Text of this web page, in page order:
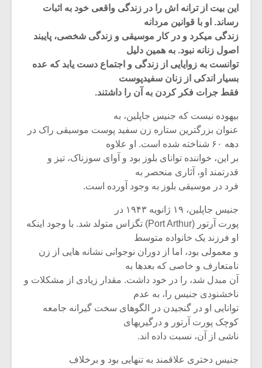
این بیت از ترانه اش را در زندگی واقعی خود به اثبات
رساند. او با قوانین مردانه
زندگی میکرد و در کار موسیقی و زندگی شخصی، پایبند
اصول زنانه نبود. به همین دلیل
توانست به زوایایی از زندگی و اجتماع دست یابد که عده
بسیار اندکی از زنان سفیدپوست
فقط جرات فکر کردن به آن را داشتند.
بیهوده نیست که جنیس جاپلین، به
عنوان بزرگترین ستاره زن سفید پوست موسیقی راک در
دهه ۶۰ شناخته شده است. او علاوه
بر این، خواننده توانای بلوز بود و آوای سوزناک، تیز و
قدرتمند او، آثاری منحصر به
فرد در موسیقی بلوز به وجود آورده است.
جنیس جاپلین، ۱۹ ژانویه ۱۹۴۳ در
پورت آرتور (Port Arthur) تگزاس متولد شد. با وجود اینکه
او فرزند یک خانواده متوسط
و معمولی بود، اما از دوران نوجوانی نشانه هایی از زن
نامتعارف و خاصی که بعدها به
آن مبدل شد، را در خود داشت. مقدار زیادی از مشکلات و
ناخشنودی جنیس را، به عدم
توانایی او در گنجیدن در الگوهای سخت گیرانه جامعه
کوچک پورت آرتور و درگیریهای
ناشی از آن، نسبت داده اند.
جنیس دختری علاقمند به تنهایی بود و برخلاف
میکلوش روژا
یادداشتی بر موسیقی
متن فیلم «متری
شیش و نیم»
اگر نمی توانی
مشهورترین باشی،
بدنام ترین باش